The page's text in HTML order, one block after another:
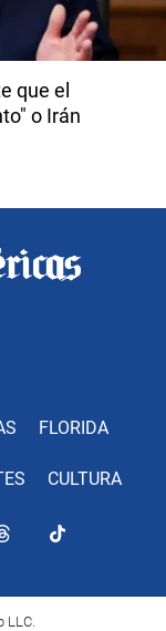
que el
o Irán
FLORIDA
CULTURA
LLC.